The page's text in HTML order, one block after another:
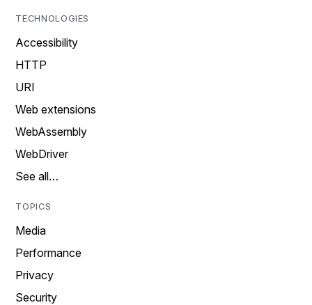
TECHNOLOGIES
Accessibility
HTTP
URI
Web extensions
WebAssembly
WebDriver
See all…
TOPICS
Media
Performance
Privacy
Security